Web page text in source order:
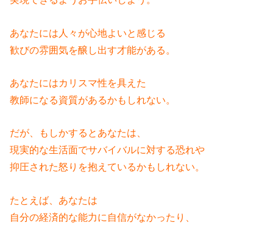
あなたには人々が心地よいと感じる
歓びの雰囲気を醸し出す才能がある。
あなたにはカリスマ性を具えた
教師になる資質があるかもしれない。
だが、もしかするとあなたは、
現実的な生活面でサバイバルに対する恐れや
抑圧された怒りを抱えているかもしれない。
たとえば、あなたは
自分の経済的な能力に自信がなかったり、